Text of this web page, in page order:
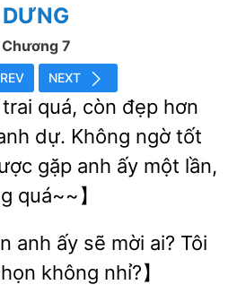
DƯNG
Chương 7
NEXT
trai quá, còn đẹp hơn
dự.
ngờ tốt
gặp anh
một lần,
quá~~】
anh ấy sẽ mời ai? Tôi
không nhỉ?】